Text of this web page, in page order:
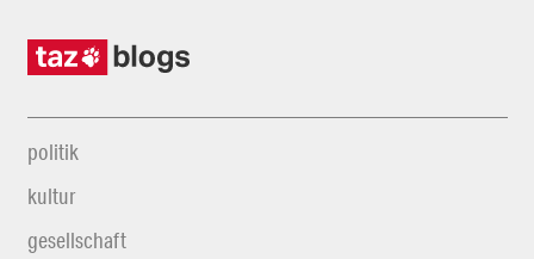
politik
kultur
gesellschaft